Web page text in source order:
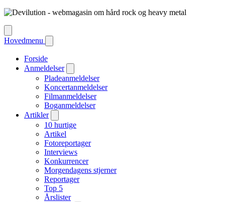
Hovedmenu
Forside
Anmeldelser
Pladeanmeldelser
Koncertanmeldelser
Filmanmeldelser
Boganmeldelser
Artikler
10 hurtige
Artikel
Fotoreportager
Interviews
Konkurrencer
Morgendagens stjerner
Reportager
Top 5
Årslister